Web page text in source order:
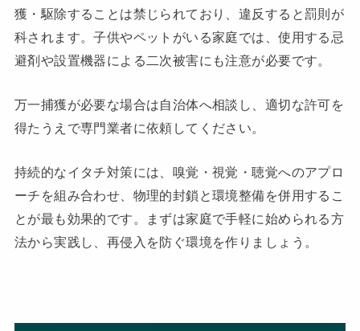
獲・駆除することは禁じられており、違反すると罰則が
科されます。子供やペットがいる家庭では、使用する忌
避剤や設置機器による二次被害にも注意が必要です。
万一捕獲が必要な場合は自治体へ相談し、適切な許可を
得たうえで専門業者に依頼してください。
持続的なイタチ対策には、嗅覚・視覚・聴覚へのアプロ
ーチを組み合わせ、物理的封鎖と環境整備を併用するこ
とが最も効果的です。まずは家庭で手軽に始められる方
法から実践し、再侵入を防ぐ環境を作りましょう。